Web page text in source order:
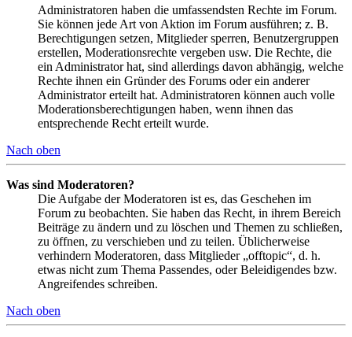
Administratoren haben die umfassendsten Rechte im Forum.
Sie können jede Art von Aktion im Forum ausführen; z. B.
Berechtigungen setzen, Mitglieder sperren, Benutzergruppen
erstellen, Moderationsrechte vergeben usw. Die Rechte, die
ein Administrator hat, sind allerdings davon abhängig, welche
Rechte ihnen ein Gründer des Forums oder ein anderer
Administrator erteilt hat. Administratoren können auch volle
Moderationsberechtigungen haben, wenn ihnen das
entsprechende Recht erteilt wurde.
Nach oben
Was sind Moderatoren?
Die Aufgabe der Moderatoren ist es, das Geschehen im
Forum zu beobachten. Sie haben das Recht, in ihrem Bereich
Beiträge zu ändern und zu löschen und Themen zu schließen,
zu öffnen, zu verschieben und zu teilen. Üblicherweise
verhindern Moderatoren, dass Mitglieder „offtopic“, d. h.
etwas nicht zum Thema Passendes, oder Beleidigendes bzw.
Angreifendes schreiben.
Nach oben